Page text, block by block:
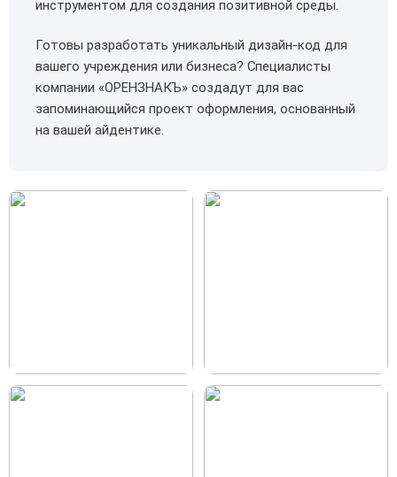
инструментом для создания позитивной среды.
Готовы разработать уникальный дизайн-код для
вашего учреждения или бизнеса? Специалисты
компании «ОРЕНЗНАКЪ» создадут для вас
запоминающийся проект оформления, основанный
на вашей айдентике.